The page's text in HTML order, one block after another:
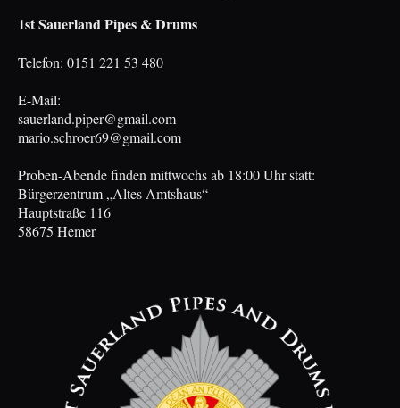
1st Sauerland Pipes & Drums
Telefon: 0151 221 53 480
E-Mail:
sauerland.piper@gmail.com
mario.schroer69@gmail.com
Proben-Abende finden mittwochs ab 18:00 Uhr statt:
Bürgerzentrum „Altes Amtshaus“
Hauptstraße 116
58675 Hemer